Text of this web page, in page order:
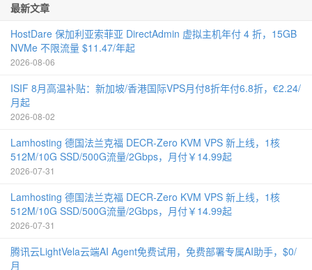
最新文章
HostDare 保加利亚索菲亚 DirectAdmin 虚拟主机年付 4 折，15GB
NVMe 不限流量 $11.47/年起
2026-08-06
ISIF 8月高温补贴：新加坡/香港国际VPS月付8折年付6.8折，€2.24/
月起
2026-08-02
Lamhosting 德国法兰克福 DECR-Zero KVM VPS 新上线，1核
512M/10G SSD/500G流量/2Gbps，月付￥14.99起
2026-07-31
Lamhosting 德国法兰克福 DECR-Zero KVM VPS 新上线，1核
512M/10G SSD/500G流量/2Gbps，月付￥14.99起
2026-07-31
腾讯云LightVela云端AI Agent免费试用，免费部署专属AI助手，$0/
月